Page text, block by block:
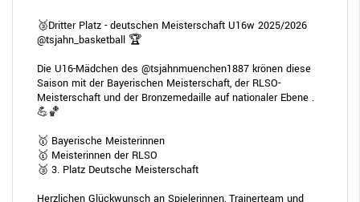
🥉Dritter Platz - deutschen Meisterschaft U16w 2025/2026
@tsjahn_basketball 🏆
Die U16-Mädchen des @tsjahnmuenchen1887 krönen diese
Saison mit der Bayerischen Meisterschaft, der RLSO-
Meisterschaft und der Bronzemedaille auf nationaler Ebene .
💪🏀
🥇 Bayerische Meisterinnen
🥇 Meisterinnen der RLSO
🥉 3. Platz Deutsche Meisterschaft
Herzlichen Glückwunsch an Spielerinnen, Trainerteam und